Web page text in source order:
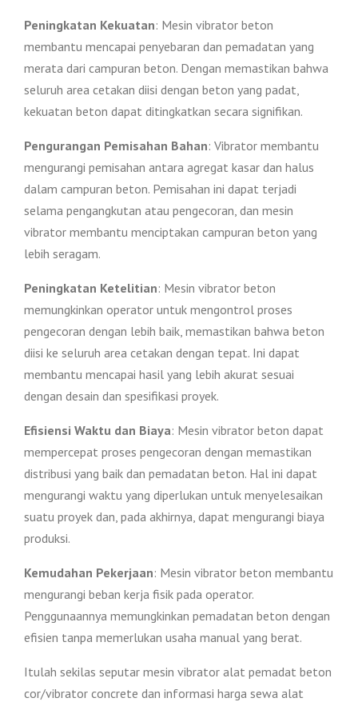
Peningkatan Kekuatan: Mesin vibrator beton
membantu mencapai penyebaran dan pemadatan yang
merata dari campuran beton. Dengan memastikan bahwa
seluruh area cetakan diisi dengan beton yang padat,
kekuatan beton dapat ditingkatkan secara signifikan.
Pengurangan Pemisahan Bahan: Vibrator membantu
mengurangi pemisahan antara agregat kasar dan halus
dalam campuran beton. Pemisahan ini dapat terjadi
selama pengangkutan atau pengecoran, dan mesin
vibrator membantu menciptakan campuran beton yang
lebih seragam.
Peningkatan Ketelitian: Mesin vibrator beton
memungkinkan operator untuk mengontrol proses
pengecoran dengan lebih baik, memastikan bahwa beton
diisi ke seluruh area cetakan dengan tepat. Ini dapat
membantu mencapai hasil yang lebih akurat sesuai
dengan desain dan spesifikasi proyek.
Efisiensi Waktu dan Biaya: Mesin vibrator beton dapat
mempercepat proses pengecoran dengan memastikan
distribusi yang baik dan pemadatan beton. Hal ini dapat
mengurangi waktu yang diperlukan untuk menyelesaikan
suatu proyek dan, pada akhirnya, dapat mengurangi biaya
produksi.
Kemudahan Pekerjaan: Mesin vibrator beton membantu
mengurangi beban kerja fisik pada operator.
Penggunaannya memungkinkan pemadatan beton dengan
efisien tanpa memerlukan usaha manual yang berat.
Itulah sekilas seputar mesin vibrator alat pemadat beton
cor/vibrator concrete dan informasi harga sewa alat